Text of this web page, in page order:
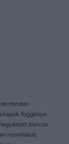
minden
függönye
álarcok
novellákat,